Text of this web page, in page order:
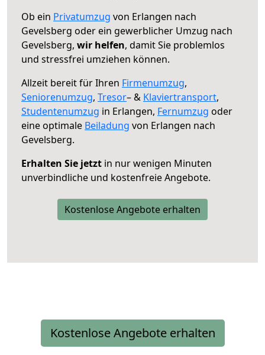
Ob ein Privatumzug von Erlangen nach
Gevelsberg oder ein gewerblicher Umzug nach
Gevelsberg, wir helfen, damit Sie problemlos
und stressfrei umziehen können.
Allzeit bereit für Ihren Firmenumzug,
Seniorenumzug, Tresor– & Klaviertransport,
Studentenumzug in Erlangen, Fernumzug oder
eine optimale Beiladung von Erlangen nach
Gevelsberg.
Erhalten Sie jetzt in nur wenigen Minuten
unverbindliche und kostenfreie Angebote.
Kostenlose Angebote erhalten
Kostenlose Angebote erhalten